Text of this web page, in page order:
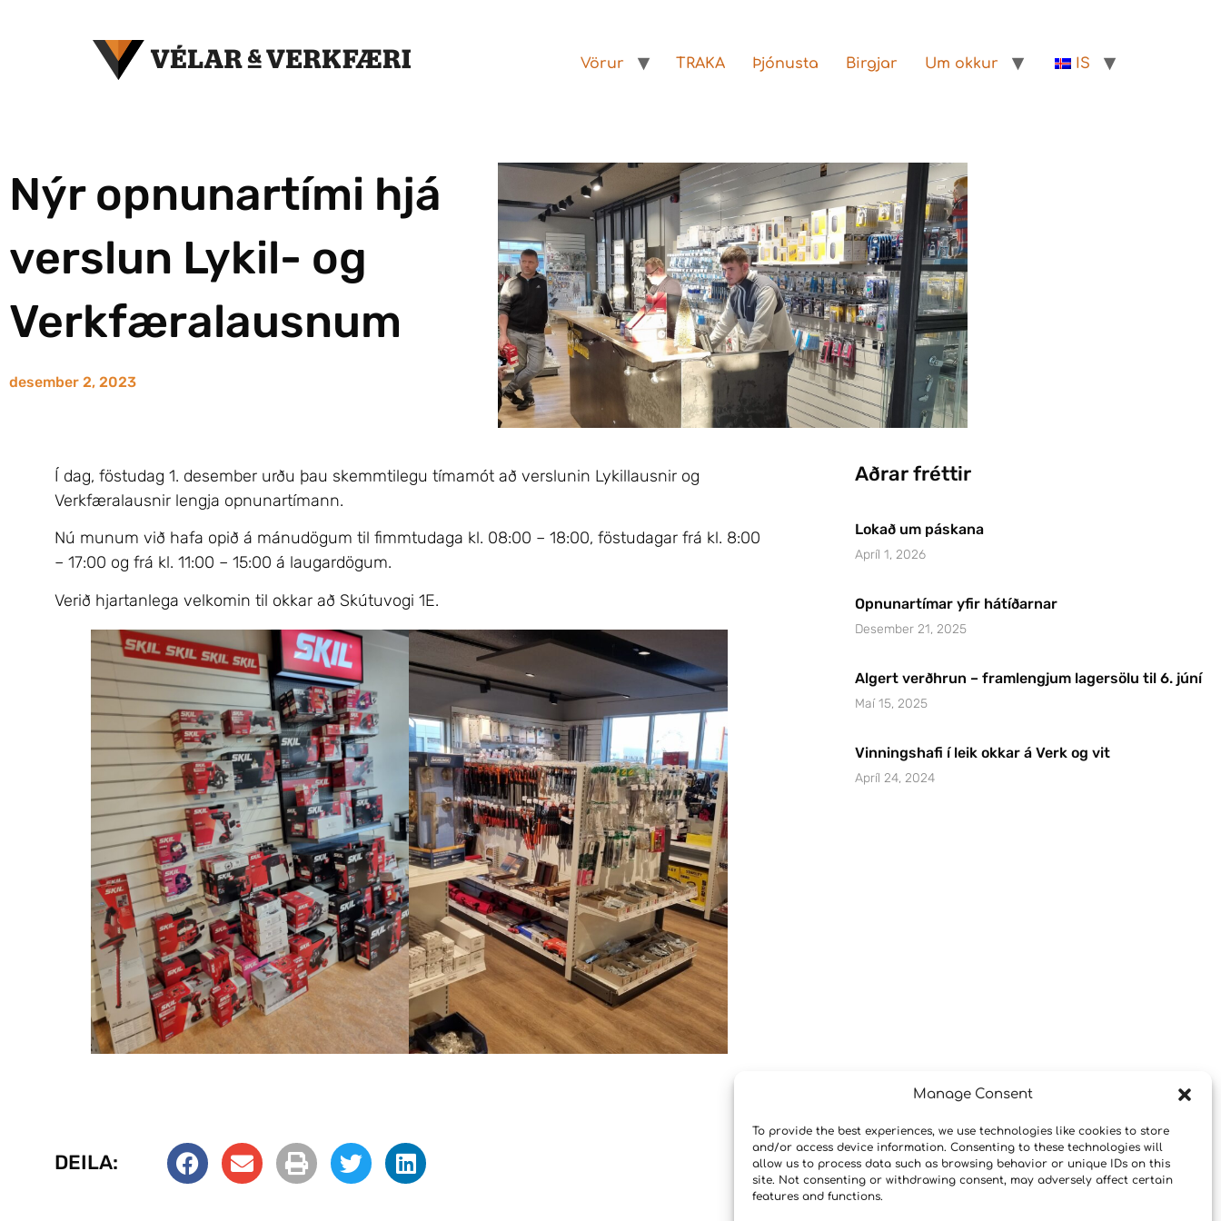
Manage Consent
To provide the best experiences, we use technologies like cookies to store
and/or access device information. Consenting to these technologies will
allow us to process data such as browsing behavior or unique IDs on this
site. Not consenting or withdrawing consent, may adversely affect certain
features and functions.
Vörur TRAKA Þjónusta Birgjar Um okkur IS
Nýr opnunartími hjá
verslun Lykil- og
Verkfæralausnum
desember 2, 2023
Í dag, föstudag 1. desember urðu þau skemmtilegu tímamót að verslunin Lykillausnir og
Verkfæralausnir lengja opnunartímann.
Nú munum við hafa opið á mánudögum til fimmtudaga kl. 08:00 – 18:00, föstudagar frá kl. 8:00
– 17:00 og frá kl. 11:00 – 15:00 á laugardögum.
Verið hjartanlega velkomin til okkar að Skútuvogi 1E.
DEILA:
Aðrar fréttir
Lokað um páskana
Apríl 1, 2026
Opnunartímar yfir hátíðarnar
Desember 21, 2025
Algert verðhrun – framlengjum lagersölu til 6. júní
Maí 15, 2025
Vinningshafi í leik okkar á Verk og vit
Apríl 24, 2024